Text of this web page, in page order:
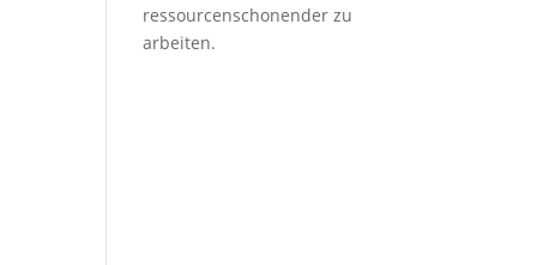
ressourcenschonender zu
arbeiten.